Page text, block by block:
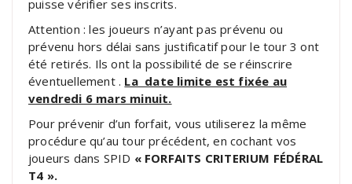
puisse vérifier ses inscrits.
Attention : les joueurs n’ayant pas prévenu ou
prévenu hors délai sans justificatif pour le tour 3 ont
été retirés. Ils ont la possibilité de se réinscrire
éventuellement . La date limite est fixée au
vendredi 6 mars minuit.
Pour prévenir d’un forfait, vous utiliserez la même
procédure qu’au tour précédent, en cochant vos
joueurs dans SPID « FORFAITS CRITERIUM FÉDÉRAL
T4 ».